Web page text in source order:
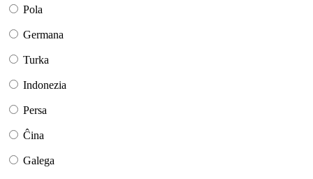
Pola
Germana
Turka
Indonezia
Persa
Ĉina
Galega